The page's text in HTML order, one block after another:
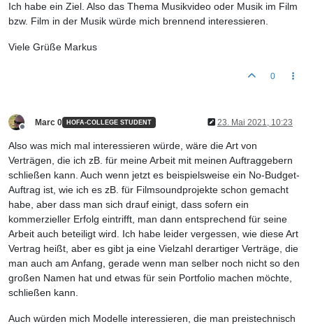
Ich habe ein Ziel. Also das Thema Musikvideo oder Musik im Film
bzw. Film in der Musik würde mich brennend interessieren.
Viele Grüße Markus
0
Marc 0 HOFA-COLLEGE STUDENT 23. Mai 2021, 10:23
Also was mich mal interessieren würde, wäre die Art von
Verträgen, die ich zB. für meine Arbeit mit meinen Auftraggebern
schließen kann. Auch wenn jetzt es beispielsweise ein No-Budget-
Auftrag ist, wie ich es zB. für Filmsoundprojekte schon gemacht
habe, aber dass man sich drauf einigt, dass sofern ein
kommerzieller Erfolg eintrifft, man dann entsprechend für seine
Arbeit auch beteiligt wird. Ich habe leider vergessen, wie diese Art
Vertrag heißt, aber es gibt ja eine Vielzahl derartiger Verträge, die
man auch am Anfang, gerade wenn man selber noch nicht so den
großen Namen hat und etwas für sein Portfolio machen möchte,
schließen kann.
Auch würden mich Modelle interessieren, die man preistechnisch